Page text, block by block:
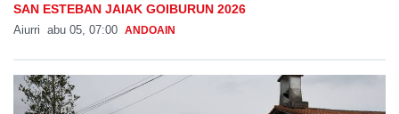
SAN ESTEBAN JAIAK GOIBURUN 2026
Aiurri abu 05, 07:00 ANDOAIN